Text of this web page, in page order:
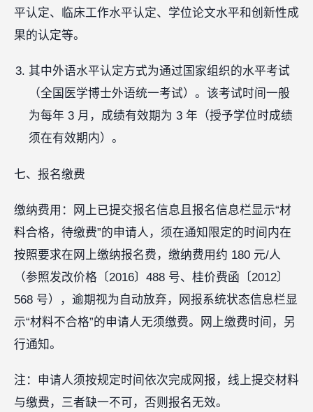
平认定、临床工作水平认定、学位论文水平和创新性成
果的认定等。
其中外语水平认定方式为通过国家组织的水平考试
（全国医学博士外语统一考试）。该考试时间一般
为每年 3 月，成绩有效期为 3 年（授予学位时成绩
须在有效期内）。
七、报名缴费
缴纳费用：网上已提交报名信息且报名信息栏显示“材
料合格，待缴费”的申请人，须在通知限定的时间内在
按照要求在网上缴纳报名费，缴纳费用约 180 元/人
（参照发改价格〔2016〕488 号、桂价费函〔2012〕
568 号），逾期视为自动放弃，网报系统状态信息栏显
示“材料不合格”的申请人无须缴费。网上缴费时间，另
行通知。
注：申请人须按规定时间依次完成网报，线上提交材料
与缴费，三者缺一不可，否则报名无效。